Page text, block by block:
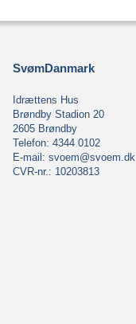
SvømDanmark
Idrættens Hus
Brøndby Stadion 20
2605 Brøndby
Telefon: 4344 0102
E-mail: svoem@svoem.dk
CVR-nr.: 10203813